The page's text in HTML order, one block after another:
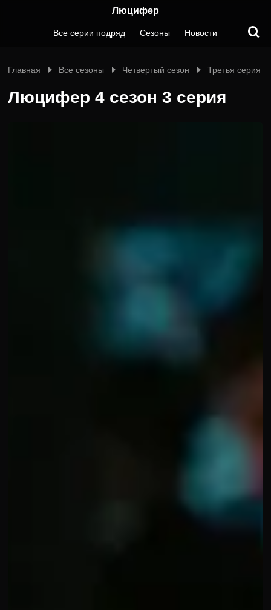
Люцифер
Все серии подряд Сезоны Новости
Главная Все сезоны Четвертый сезон Третья серия
Люцифер 4 сезон 3 серия